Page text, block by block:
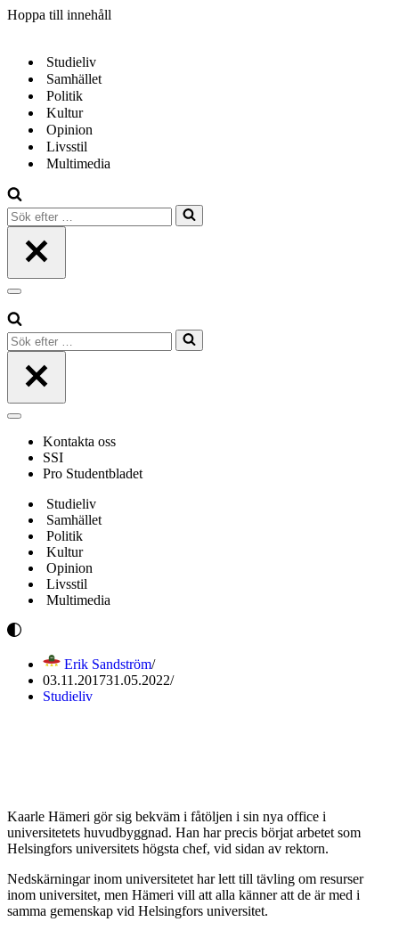
Hoppa till innehåll
Studieliv
Samhället
Politik
Kultur
Opinion
Livsstil
Multimedia
Sök
efter
Navigeringsmeny
Sök
efter
Navigeringsmeny
Kontakta oss
SSI
Pro Studentbladet
Studieliv
Samhället
Politik
Kultur
Opinion
Livsstil
Multimedia
Erik Sandström
03.11.201731.05.2022
Studieliv
Kaarle Hämeri gör sig bekväm i fåtöljen i sin nya office i
universitetets huvudbyggnad. Han har precis börjat arbetet som
Helsingfors universitets högsta chef, vid sidan av rektorn.
Nedskärningar inom universitetet har lett till tävling om resurser
inom universitet, men Hämeri vill att alla känner att de är med i
samma gemenskap vid Helsingfors universitet.